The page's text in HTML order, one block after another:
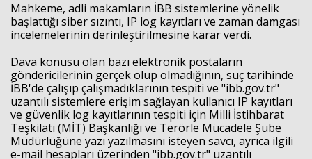
Mahkeme, adli makamların İBB sistemlerine yönelik
başlattığı siber sızıntı, IP log kayıtları ve zaman damgası
incelemelerinin derinleştirilmesine karar verdi.
Dava konusu olan bazı elektronik postaların
göndericilerinin gerçek olup olmadığının, suç tarihinde
İBB'de çalışıp çalışmadıklarının tespiti ve "ibb.gov.tr"
uzantılı sistemlere erişim sağlayan kullanıcı IP kayıtları
ve güvenlik log kayıtlarının tespiti için Milli İstihbarat
Teşkilatı (MİT) Başkanlığı ve Terörle Mücadele Şube
Müdürlüğüne yazı yazılmasını isteyen savcı, ayrıca ilgili
e-mail hesapları üzerinden "ibb.gov.tr" uzantılı
Haberin Doğru Adresi.